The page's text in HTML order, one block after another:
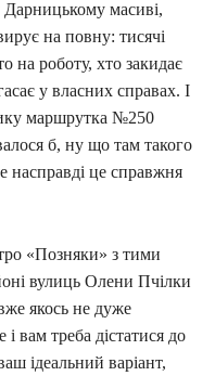
масиві,
на повну: тисячі
на роботу, хто закидає
у власних справах. І
маршрутка №250
б, ну що там такого
це справжня
«Позняки» з тими
вулиць Олени Пчілки
якось не дуже
вам треба дістатися до
ідеальний варіант,